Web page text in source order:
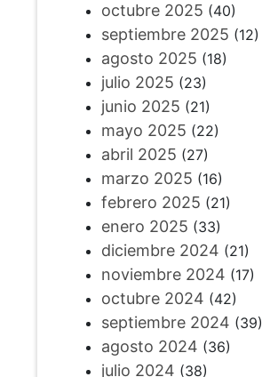
octubre 2025 (40)
septiembre 2025 (12)
agosto 2025 (18)
julio 2025 (23)
junio 2025 (21)
mayo 2025 (22)
abril 2025 (27)
marzo 2025 (16)
febrero 2025 (21)
enero 2025 (33)
diciembre 2024 (21)
noviembre 2024 (17)
octubre 2024 (42)
septiembre 2024 (39)
agosto 2024 (36)
julio 2024 (38)